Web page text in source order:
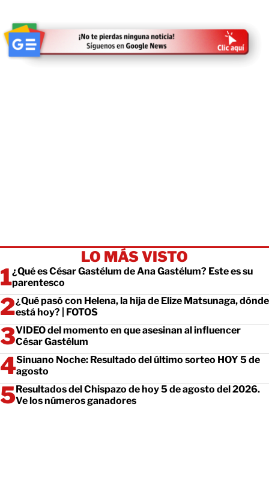
LO MÁS VISTO
¿Qué es César Gastélum de Ana Gastélum? Este es su
parentesco
¿Qué pasó con Helena, la hija de Elize Matsunaga, dónde
está hoy? | FOTOS
VIDEO del momento en que asesinan al influencer
César Gastélum
Sinuano Noche: Resultado del último sorteo HOY 5 de
agosto
Resultados del Chispazo de hoy 5 de agosto del 2026.
Ve los números ganadores